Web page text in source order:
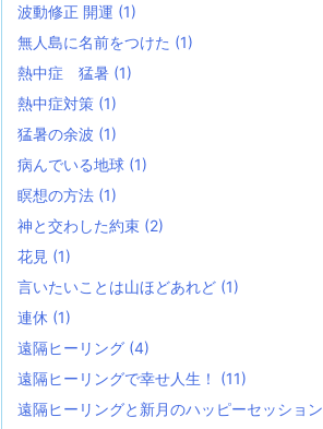
波動修正 開運 (1)
無人島に名前をつけた (1)
熱中症 猛暑 (1)
熱中症対策 (1)
猛暑の余波 (1)
病んでいる地球 (1)
瞑想の方法 (1)
神と交わした約束 (2)
花見 (1)
言いたいことは山ほどあれど (1)
連休 (1)
遠隔ヒーリング (4)
遠隔ヒーリングで幸せ人生！ (11)
遠隔ヒーリングと新月のハッピーセッション